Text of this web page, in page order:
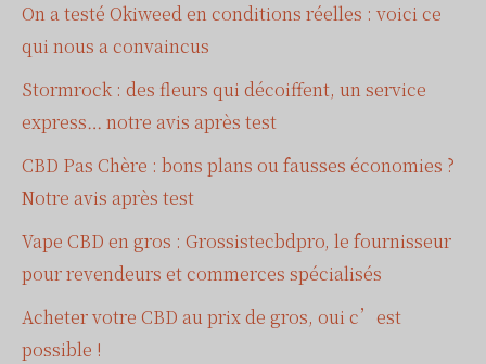
On a testé Okiweed en conditions réelles : voici ce
qui nous a convaincus
Stormrock : des fleurs qui décoiffent, un service
express… notre avis après test
CBD Pas Chère : bons plans ou fausses économies ?
Notre avis après test
Vape CBD en gros : Grossistecbdpro, le fournisseur
pour revendeurs et commerces spécialisés
Acheter votre CBD au prix de gros, oui c’est
possible !